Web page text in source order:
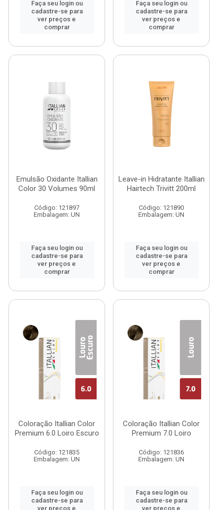
Faça seu login ou
cadastre-se para
ver preços e
comprar
Faça seu login ou
cadastre-se para
ver preços e
comprar
Emulsão Oxidante Itallian
Color 30 Volumes 90ml
Código: 121897
Embalagem: UN
Faça seu login ou
cadastre-se para
ver preços e
comprar
Leave-in Hidratante Itallian
Hairtech Trivitt 200ml
Código: 121890
Embalagem: UN
Faça seu login ou
cadastre-se para
ver preços e
comprar
Coloração Itallian Color
Premium 6.0 Loiro Escuro
Código: 121835
Embalagem: UN
Faça seu login ou
cadastre-se para
ver preços e
Coloração Itallian Color
Premium 7.0 Loiro
Código: 121836
Embalagem: UN
Faça seu login ou
cadastre-se para
ver preços e